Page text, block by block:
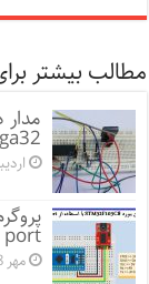
مطالب بیشتر
port
مهر 18, 1399